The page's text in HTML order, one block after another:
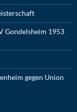
Gondelsheim 1953
gegen Union